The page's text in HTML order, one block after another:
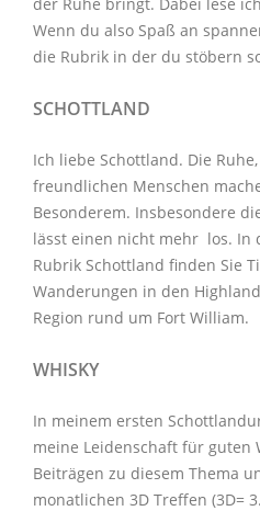
Wenn du also Spaß an
die Rubrik in der du stöbern
SCHOTTLAND
Ich liebe Schottland. Die
freundlichen Menschen
Besonderem. Insbesondere
lässt einen nicht mehr los. In
Rubrik Schottland finden Sie
Wanderungen in den
Region rund um Fort William.
WHISKY
In meinem ersten
meine Leidenschaft für guten
Beiträgen zu diesem Thema
monatlichen 3D Treffen (3D=